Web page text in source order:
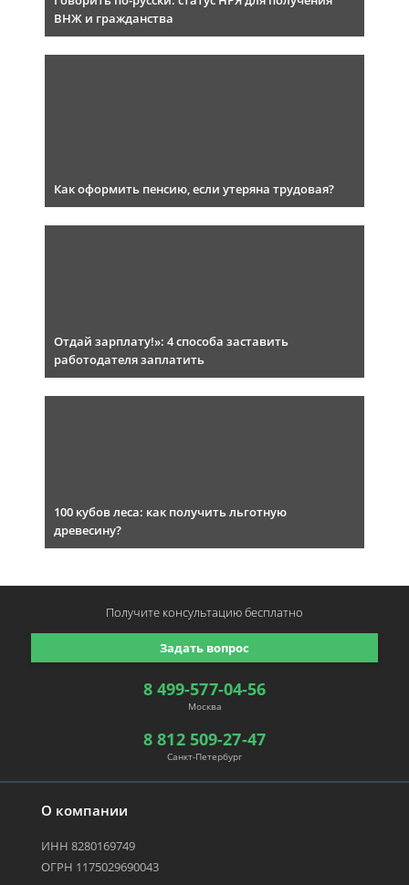
ВНЖ и гражданства
Как оформить пенсию, если утеряна трудовая?
Отдай зарплату!»: 4 способа заставить
работодателя заплатить
100 кубов леса: как получить льготную
древесину?
О компании
ИНН 8280169749
ОГРН 1175029690043
8 499-577-04-56
Москва
8 812 509-27-47
Санкт-Петербург
Задать вопрос
Получите консультациюбесплатно